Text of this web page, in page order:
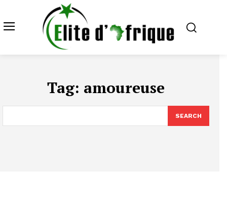
Tag: amoureuse
SEARCH